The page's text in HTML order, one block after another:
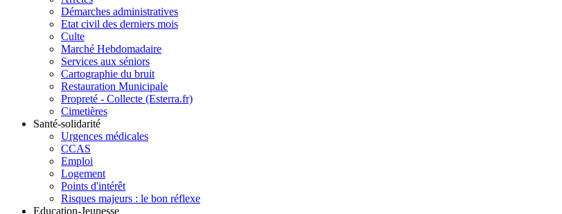
Démarches administratives
Etat civil des derniers mois
Culte
Marché Hebdomadaire
Services aux séniors
Cartographie du bruit
Restauration Municipale
Propreté - Collecte (Esterra.fr)
Cimetières
Santé-solidarité
Urgences médicales
CCAS
Emploi
Logement
Points d'intérêt
Risques majeurs : le bon réflexe
Education-Jeunesse